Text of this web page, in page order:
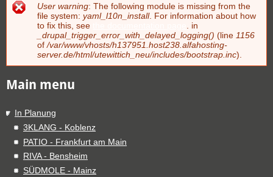
Fehlermeldung
User warning: The following module is missing from the
file system: yaml_l10n_install. For information about how
to fix this, see
. in
_drupal_trigger_error_with_delayed_logging() (line 1156
of/var/www/vhosts/h137951.host238.alfahosting-
server.de/html/utewittich_neu/includes/bootstrap.inc).
Main menu
In Planung
3KLANG - Koblenz
PATIO - Frankfurt am Main
RIVA - Bensheim
SÜDMOLE - Mainz